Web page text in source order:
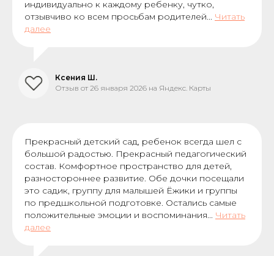
индивидуально к каждому ребенку, чутко,
отзывчиво ко всем просьбам родителей... Читать
далее
Ксения Ш.
Отзыв от 26 января 2026 на Яндекс. Карты
Прекрасный детский сад, ребенок всегда шел с
большой радостью. Прекрасный педагогический
состав. Комфортное пространство для детей,
разностороннее развитие. Обе дочки посещали
это садик, группу для малышей Ёжики и группы
по предшкольной подготовке. Остались самые
положительные эмоции и воспоминания... Читать
далее